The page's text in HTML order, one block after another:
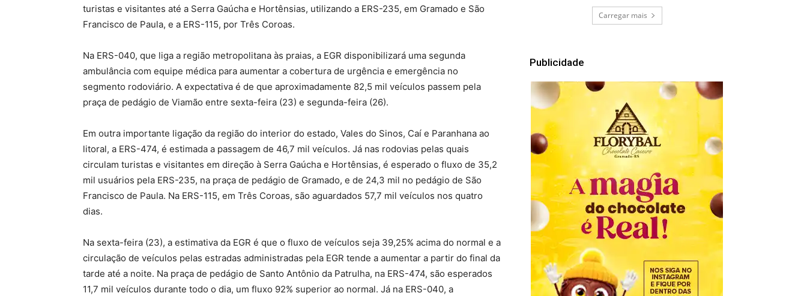
turistas e visitantes até a Serra Gaúcha e Hortênsias, utilizando a ERS-235, em Gramado e São
Francisco de Paula, e a ERS-115, por Três Coroas.
Na ERS-040, que liga a região metropolitana às praias, a EGR disponibilizará uma segunda
ambulância com equipe médica para aumentar a cobertura de urgência e emergência no
segmento rodoviário. A expectativa é de que aproximadamente 82,5 mil veículos passem pela
praça de pedágio de Viamão entre sexta-feira (23) e segunda-feira (26).
Em outra importante ligação da região do interior do estado, Vales do Sinos, Caí e Paranhana ao
litoral, a ERS-474, é estimada a passagem de 46,7 mil veículos. Já nas rodovias pelas quais
circulam turistas e visitantes em direção à Serra Gaúcha e Hortênsias, é esperado o fluxo de 35,2
mil usuários pela ERS-235, na praça de pedágio de Gramado, e de 24,3 mil no pedágio de São
Francisco de Paula. Na ERS-115, em Três Coroas, são aguardados 57,7 mil veículos nos quatro
dias.
Na sexta-feira (23), a estimativa da EGR é que o fluxo de veículos seja 39,25% acima do normal e a
circulação de veículos pelas estradas administradas pela EGR tende a aumentar a partir do final da
tarde até a noite. Na praça de pedágio de Santo Antônio da Patrulha, na ERS-474, são esperados
11,7 mil veículos durante todo o dia, um fluxo 92% superior ao normal. Já na ERS-040, a
Carregar mais
Publicidade